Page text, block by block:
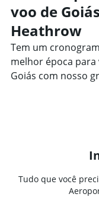
voo de
Heathrow
Tem um
melhor época
Goiás com nosso
Tudo que você